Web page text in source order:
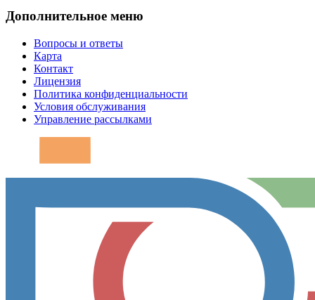
Дополнительное меню
Вопросы и ответы
Карта
Контакт
Лицензия
Политика конфиденциальности
Условия обслуживания
Управление рассылками